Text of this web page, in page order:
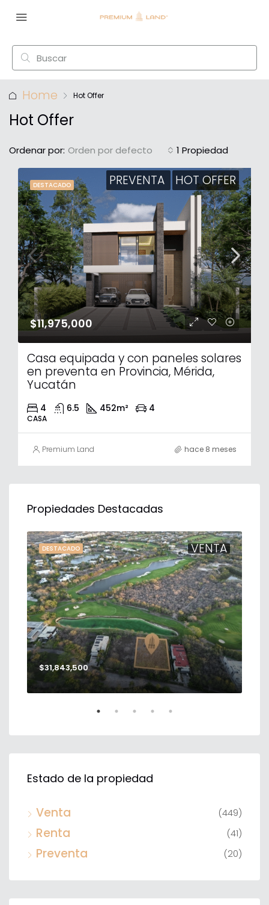
Home Hot Offer
Hot Offer
1 Propiedad
Ordenar por: Orden por defecto
DESTACADO PREVENTA HOT OFFER
$11,975,000
Casa equipada y con paneles solares
en preventa en Provincia, Mérida,
Yucatán
4 6.5 452m² 4
CASA
Premium Land hace 8 meses
Propiedades Destacadas
VENTA
DESTACADO
$31,843,500
Estado de la propiedad
Venta (449)
Renta (41)
Preventa (20)